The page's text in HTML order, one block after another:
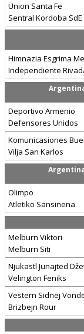
Union Santa Fe
Sentral Kordoba SdE
Himnazia Esgrima
Independiente
Deportivo Armenio
Defensores Unidos
Komunicasiones
Vilja San Karlos
Olimpo
Atletiko Sansinena
Melburn Viktori
Melburn Siti
Njukastl Junajted
Velington Feniks
Vestern Sidnej
Brizbejn Rour